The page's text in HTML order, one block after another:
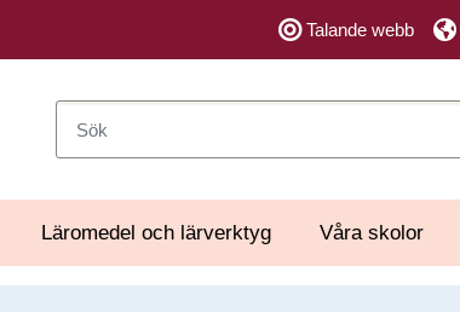
Talande webb
Läromedel och lärverktyg Våra skolor